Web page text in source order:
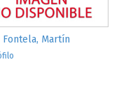
Martín